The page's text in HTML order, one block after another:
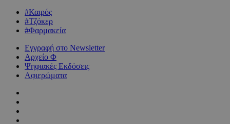
#Καιρός
#Τζόκερ
#Φαρμακεία
Εγγραφή στο Newsletter
Αρχείο Φ
Ψηφιακές Εκδόσεις
Αφιερώματα